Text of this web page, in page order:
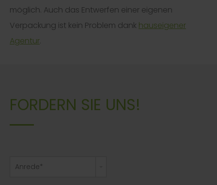
möglich. Auch das Entwerfen einer eigenen
Verpackung ist kein Problem dank hauseigener
Agentur.
FORDERN SIE UNS!
Anrede*